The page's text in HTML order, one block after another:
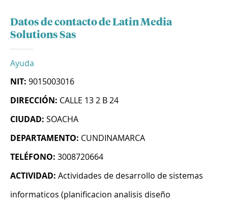
Datos de contacto de Latin Media
Solutions Sas
Ayuda
NIT: 9015003016
DIRECCIÓN: CALLE 13 2 B 24
CIUDAD: SOACHA
DEPARTAMENTO: CUNDINAMARCA
TELÉFONO: 3008720664
ACTIVIDAD: Actividades de desarrollo de sistemas
informaticos (planificacion analisis diseño